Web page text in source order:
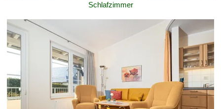
Schlafzimmer